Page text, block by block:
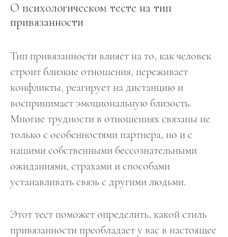
О психологическом тесте на тип
привязанности
Тип привязанности влияет на то, как человек
строит близкие отношения, переживает
конфликты, реагирует на дистанцию и
воспринимает эмоциональную близость.
Многие трудности в отношениях связаны не
только с особенностями партнера, но и с
нашими собственными бессознательными
ожиданиями, страхами и способами
устанавливать связь с другими людьми.
Этот тест поможет определить, какой стиль
привязанности преобладает у вас в настоящее